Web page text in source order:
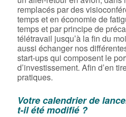
remplacés par des
temps et en économie de
temps et par principe de
télétravail jusqu’à la fin du
aussi échanger nos
start-ups qui composent le
d’investissement. Afin d’en
pratiques.
Votre calendrier de
t-il été modifié ?